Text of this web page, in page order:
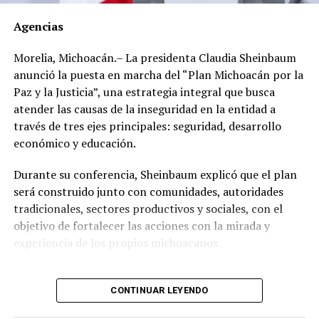
de Golf Campestre de San Luis Potosí un inmueble de
millones 671 mil 425 pesos, cuyo pago realizó en una
sola exhibición.
Sin embargo, al hacer una revisión de propiedades en la
zona, se encontró que, en lugar de los 2 millones 671
mil 425 pesos que pagó, el inmueble tiene un valor real
Un año después, el 21 de mayo de 2013, adquirió en el
Fraccionamiento Matamoros, también de San Luis
Potosí, un inmueble de 280 metros cuadrados, con un
valor declarado de 560 mil 700 pesos con pago de
Ese mismo año, pero el 23 de diciembre, compró en
Agencias
Morelia, Michoacán.– La presidenta Claudia Sheinbaum
anunció la puesta en marcha del “Plan Michoacán por la
Paz y la Justicia”, una estrategia integral que busca
atender las causas de la inseguridad en la entidad a
través de tres ejes principales: seguridad, desarrollo
económico y educación.
Durante su conferencia, Sheinbaum explicó que el plan
será construido junto con comunidades, autoridades
tradicionales, sectores productivos y sociales, con el
objetivo de fortalecer las acciones con la mirada y
experiencia de los propios michoacanos.
“Vamos a escuchar a las
comunidades, a las
CONTINUAR LEYENDO